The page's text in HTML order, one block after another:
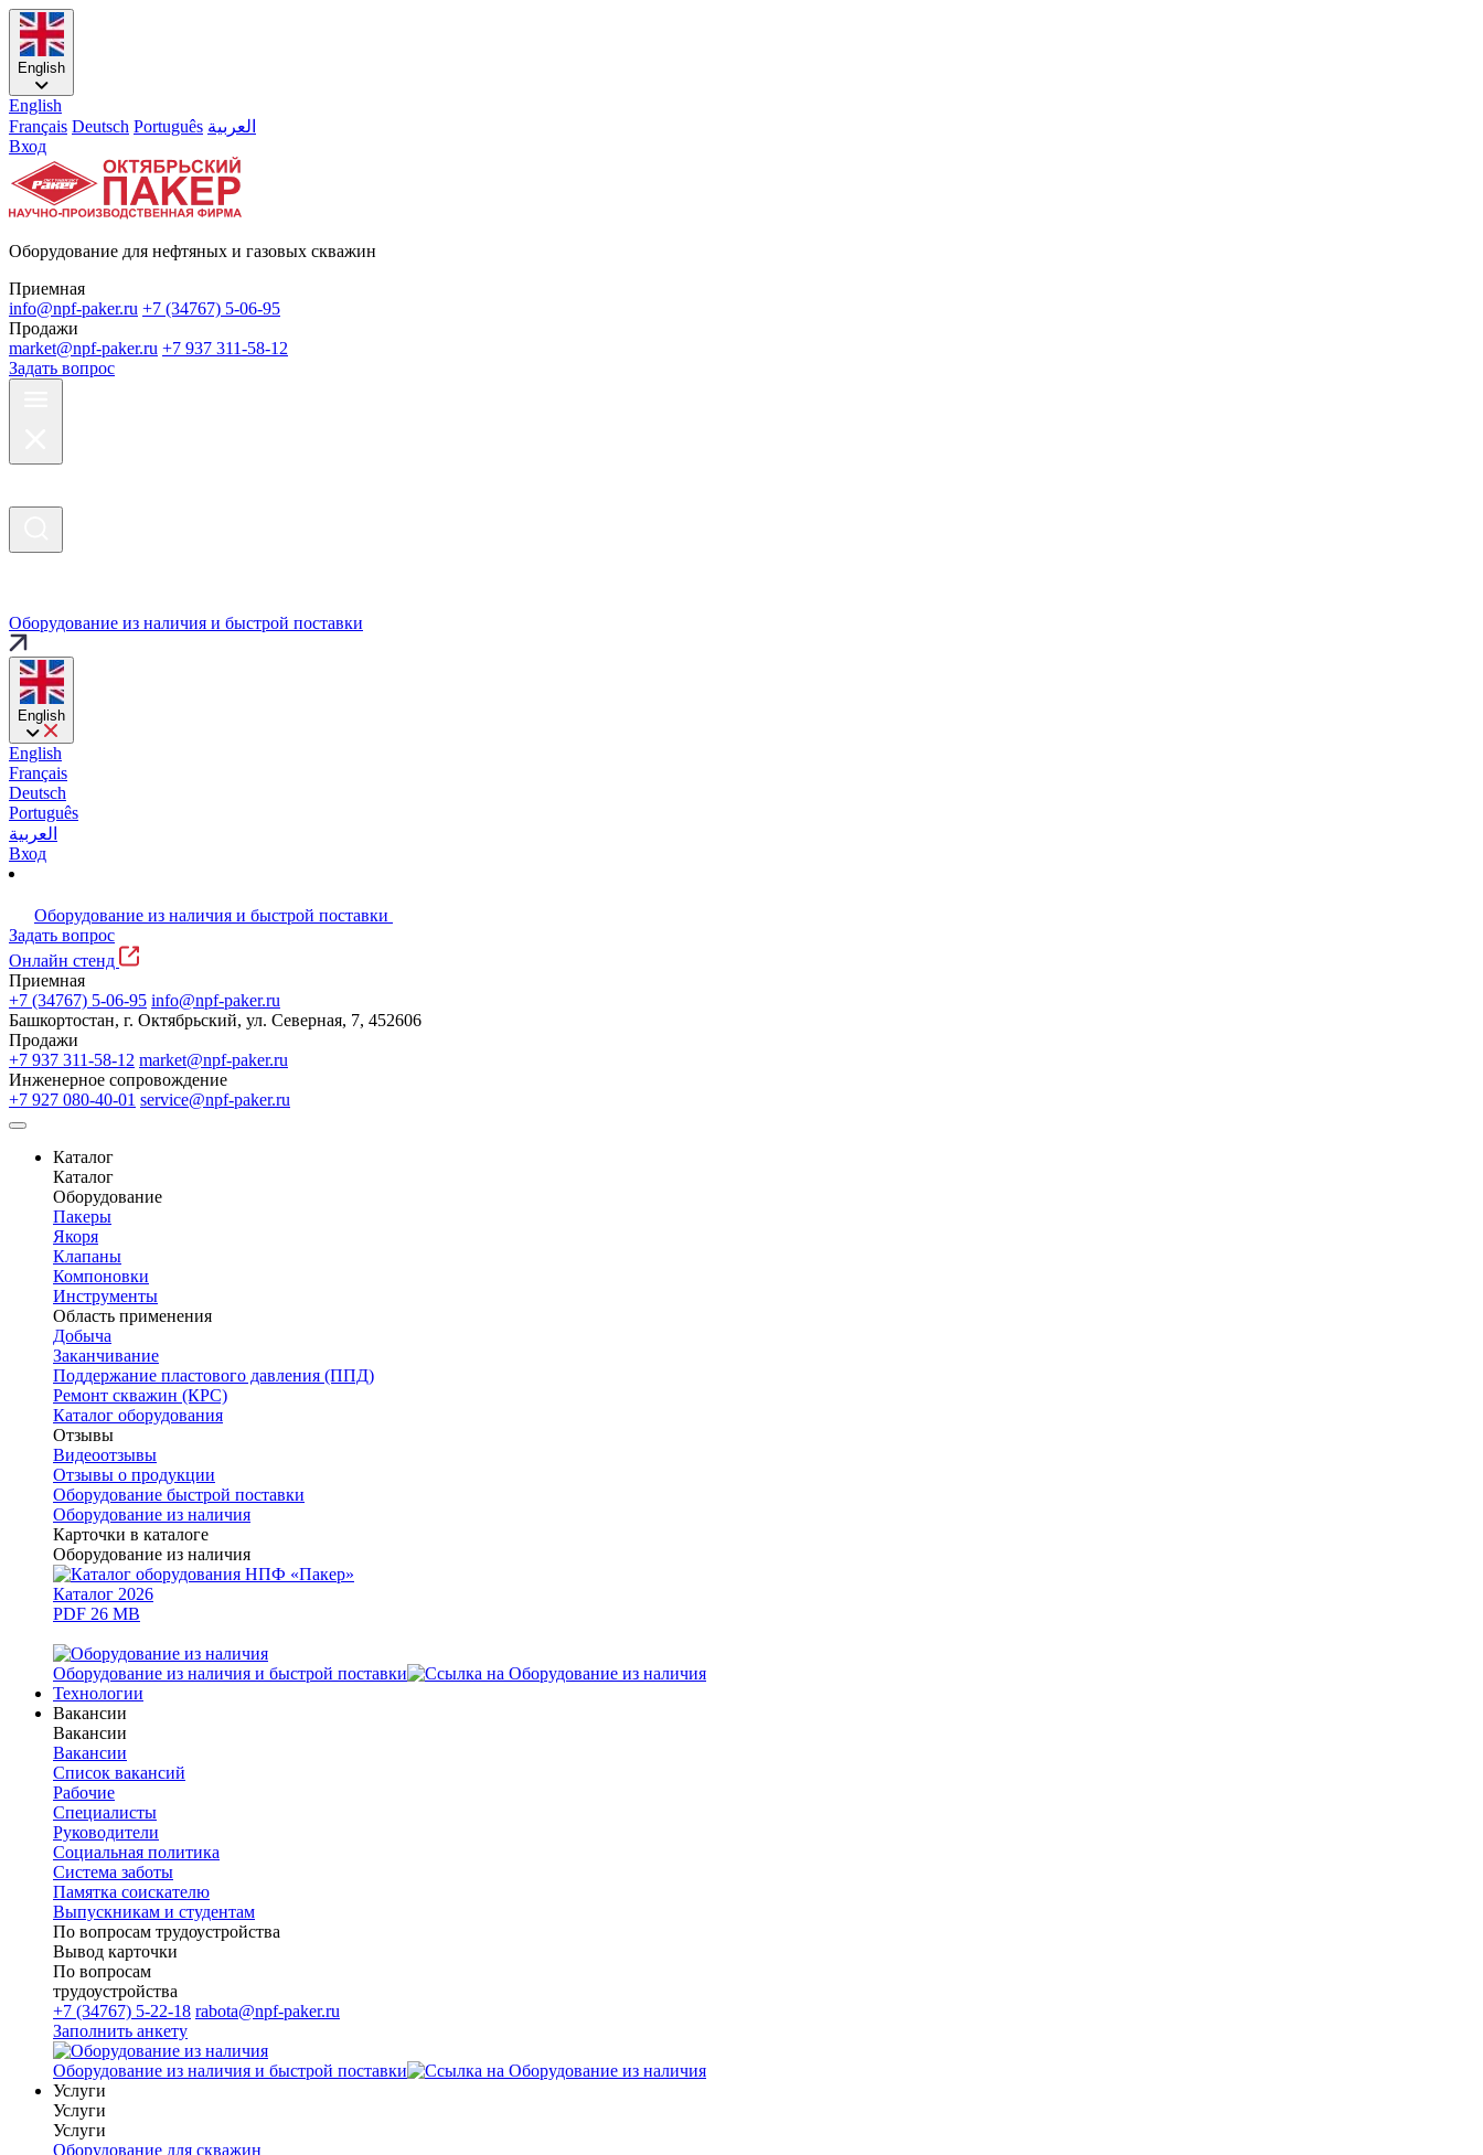
English
English
Français Deutsch Português العربية
Вход
Оборудование для нефтяных и газовых скважин
Приемная
info@npf-paker.ru +7 (34767) 5-06-95
Продажи
market@npf-paker.ru +7 937 311-58-12
Задать вопрос
Оборудование из наличия и быстрой поставки
English
English
Français
Deutsch
Português
العربية
Вход
Оборудование из наличия и быстрой поставки
Задать вопрос
Онлайн стенд
Приемная
+7 (34767) 5-06-95 info@npf-paker.ru
Башкортостан, г. Октябрьский, ул. Северная, 7, 452606
Продажи
+7 937 311-58-12 market@npf-paker.ru
Инженерное сопровождение
+7 927 080-40-01 service@npf-paker.ru
Каталог
Каталог
Оборудование
Пакеры
Якоря
Клапаны
Компоновки
Инструменты
Область применения
Добыча
Заканчивание
Поддержание пластового давления (ППД)
Ремонт скважин (КРС)
Каталог оборудования
Отзывы
Видеоотзывы
Отзывы о продукции
Оборудование быстрой поставки
Оборудование из наличия
Карточки в каталоге
Оборудование из наличия
Каталог 2026
PDF 26 MB
Оборудование из наличия и быстрой поставки
Технологии
Вакансии
Вакансии
Вакансии
Список вакансий
Рабочие
Специалисты
Руководители
Cоциальная политика
Система заботы
Памятка соискателю
Выпускникам и студентам
По вопросам трудоустройства
Вывод карточки
По вопросам
трудоустройства
+7 (34767) 5-22-18 rabota@npf-paker.ru
Заполнить анкету
Оборудование из наличия и быстрой поставки
Услуги
Услуги
Услуги
Оборудование для скважин